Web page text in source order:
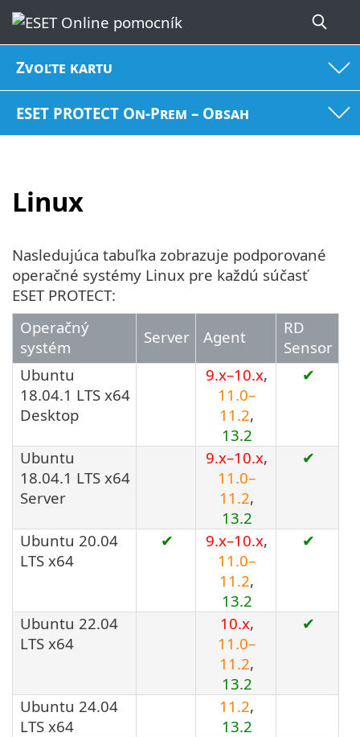
Zvoľte kartu
ESET PROTECT On-Prem – Obsah
Linux
Nasledujúca tabuľka zobrazuje podporované
operačné systémy Linux pre každú súčasť
ESET PROTECT:
Operačný
systém
Server Agent
RD
Sensor
Ubuntu
18.04.1 LTS x64
Desktop
9.x–10.x,
11.0–
11.2,
13.2
✔
Ubuntu
18.04.1 LTS x64
Server
9.x–10.x,
11.0–
11.2,
13.2
✔
Ubuntu 20.04
LTS x64
✔ 9.x–10.x,
11.0–
11.2,
13.2
✔
Ubuntu 22.04
LTS x64
10.x,
11.0–
11.2,
13.2
✔
Ubuntu 24.04
LTS x64
11.2,
13.2